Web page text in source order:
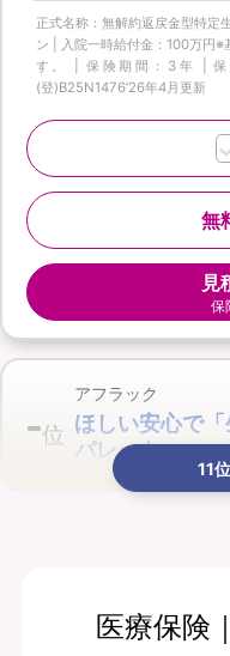
正式名称：無解約返戻金型特定
ン | 入院一時給付金：100万円
す。 | 保険期間：3年 | 保
(登)B25N1476‘26年4月更新
無
見
保
-位
アフラック
ほしい安心で
パレット
月払保険料
11
医療保険